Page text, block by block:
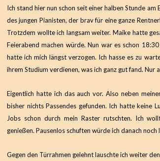
Ich stand hier nun schon seit einer halben Stunde am
des jungen Pianisten, der brav für eine ganze
Trotzdem wollte ich langsam weiter. Maike hatte
Feierabend machen würde. Nun war es schon
hatte ich mich längst verzogen. Ich hasse es zu
ihrem Studium verdienen, was ich ganz gut fand. Nur
Eigentlich hatte ich das auch vor. Also neben
bisher nichts Passendes gefunden. Ich hatte keine
Jobs schon durch mein Raster rutschten. Ich
genießen. Pausenlos schuften würde ich danach noch
Gegen den Türrahmen gelehnt lauschte ich weiter